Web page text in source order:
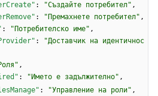
: "Създайте потребител" ,
: "Премахнете потребител" ,
: "Потребителско име" ,
:
"Доставчик на идентичнос
,
: "Името е задължително" ,
: "Управление на роли" ,